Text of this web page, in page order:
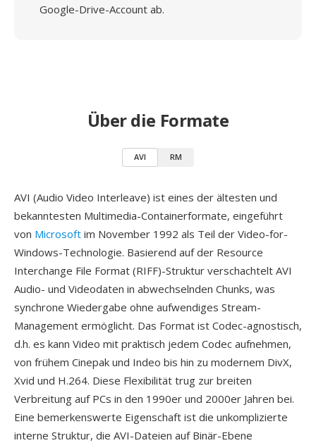
Google-Drive-Account ab.
Über die Formate
AVI RM
AVI (Audio Video Interleave) ist eines der ältesten und
bekanntesten Multimedia-Containerformate, eingeführt
von Microsoft im November 1992 als Teil der Video-for-
Windows-Technologie. Basierend auf der Resource
Interchange File Format (RIFF)-Struktur verschachtelt AVI
Audio- und Videodaten in abwechselnden Chunks, was
synchrone Wiedergabe ohne aufwendiges Stream-
Management ermöglicht. Das Format ist Codec-agnostisch,
d.h. es kann Video mit praktisch jedem Codec aufnehmen,
von frühem Cinepak und Indeo bis hin zu modernem DivX,
Xvid und H.264. Diese Flexibilität trug zur breiten
Verbreitung auf PCs in den 1990er und 2000er Jahren bei.
Eine bemerkenswerte Eigenschaft ist die unkomplizierte
interne Struktur, die AVI-Dateien auf Binär-Ebene